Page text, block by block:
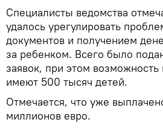
Специалисты ведомства
удалось урегулировать
документов и получением
за ребенком. Всего было
заявок, при этом возможность
имеют 500 тысяч детей.
Отмечается, что уже
миллионов евро.